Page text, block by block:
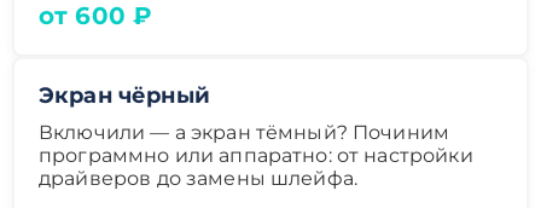
от 600 ₽
Экран чёрный
Включили — а экран тёмный? Починим
программно или аппаратно: от настройки
драйверов до замены шлейфа.